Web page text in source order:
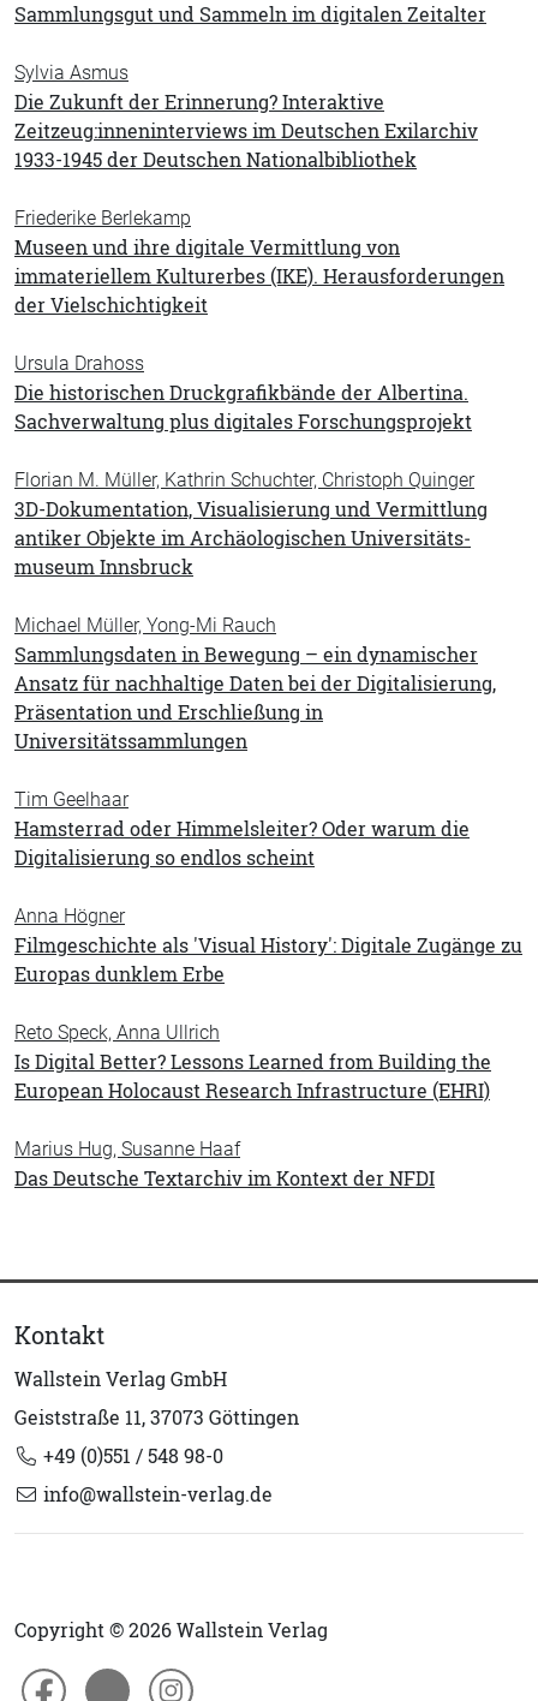
Sammlungsgut und Sammeln im digitalen Zeitalter
Sylvia Asmus
Die Zukunft der Erinnerung? Interaktive
Zeitzeug:innen­interviews im Deutschen Exilarchiv
1933-1945 der Deutschen Nationalbibliothek
Friederike Berlekamp
Museen und ihre digitale Vermittlung von
immateriellem Kulturerbes (IKE). Herausforderungen
der Vielschichtigkeit
Ursula Drahoss
Die historischen Druckgrafikbände der Albertina.
Sachverwaltung plus digitales Forschungsprojekt
Florian M. Müller, Kathrin Schuchter, Christoph Quinger
3D-Dokumentation, Visualisierung und Vermittlung
antiker Objekte im Archäologischen Universitäts­
museum Innsbruck
Michael Müller, Yong-Mi Rauch
Sammlungsdaten in Bewegung – ein dynamischer
Ansatz für nachhaltige Daten bei der Digitali­sierung,
Präsentation und Erschließung in
Universitätssammlungen
Tim Geelhaar
Hamsterrad oder Himmelsleiter? Oder warum die
Digitalisierung so endlos scheint
Anna Högner
Filmgeschichte als 'Visual History': Digitale Zugänge zu
Europas dunklem Erbe
Reto Speck, Anna Ullrich
Is Digital Better? Lessons Learned from Building the
European Holocaust Research Infrastructure (EHRI)
Marius Hug, Susanne Haaf
Das Deutsche Textarchiv im Kontext der NFDI
Kontakt
Wallstein Verlag GmbH
Geiststraße 11, 37073 Göttingen
+49 (0)551 / 548 98-0
info@wallstein-verlag.de
Copyright © 2026 Wallstein Verlag